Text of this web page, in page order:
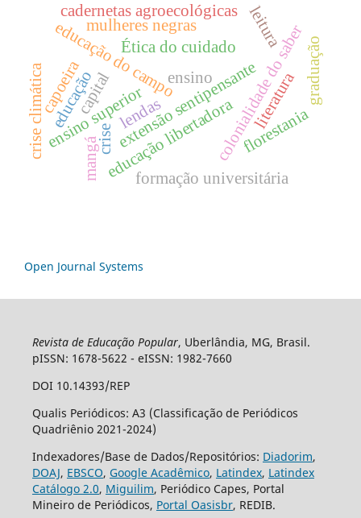
extensão sentipensantecolonialidade do saber
educação libertadoraflorestania
Ética do cuidado
educação do campo
ensino superior
cadernetas agroecológicas
crise climática crise
capital
formação universitária
ensino graduação
literatura
educação
mulheres negras
mangá
leitura
capoeira lendas
Open Journal Systems
Revista de Educação Popular, Uberlândia, MG, Brasil.
pISSN: 1678-5622 - eISSN: 1982-7660
DOI 10.14393/REP
Qualis Periódicos: A3 (Classificação de Periódicos
Quadriênio 2021-2024)
Indexadores/Base de Dados/Repositórios: Diadorim,
DOAJ, EBSCO, Google Acadêmico, Latindex, Latindex
Catálogo 2.0, Miguilim, Periódico Capes, Portal
Mineiro de Periódicos, Portal Oasisbr, REDIB.